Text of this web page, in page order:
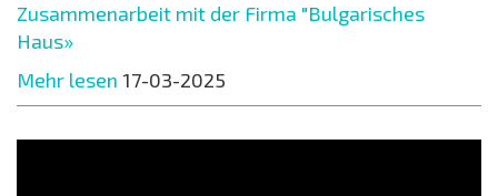
Zusammenarbeit mit der Firma "Bulgarisches
Haus»
Mehr lesen 17-03-2025